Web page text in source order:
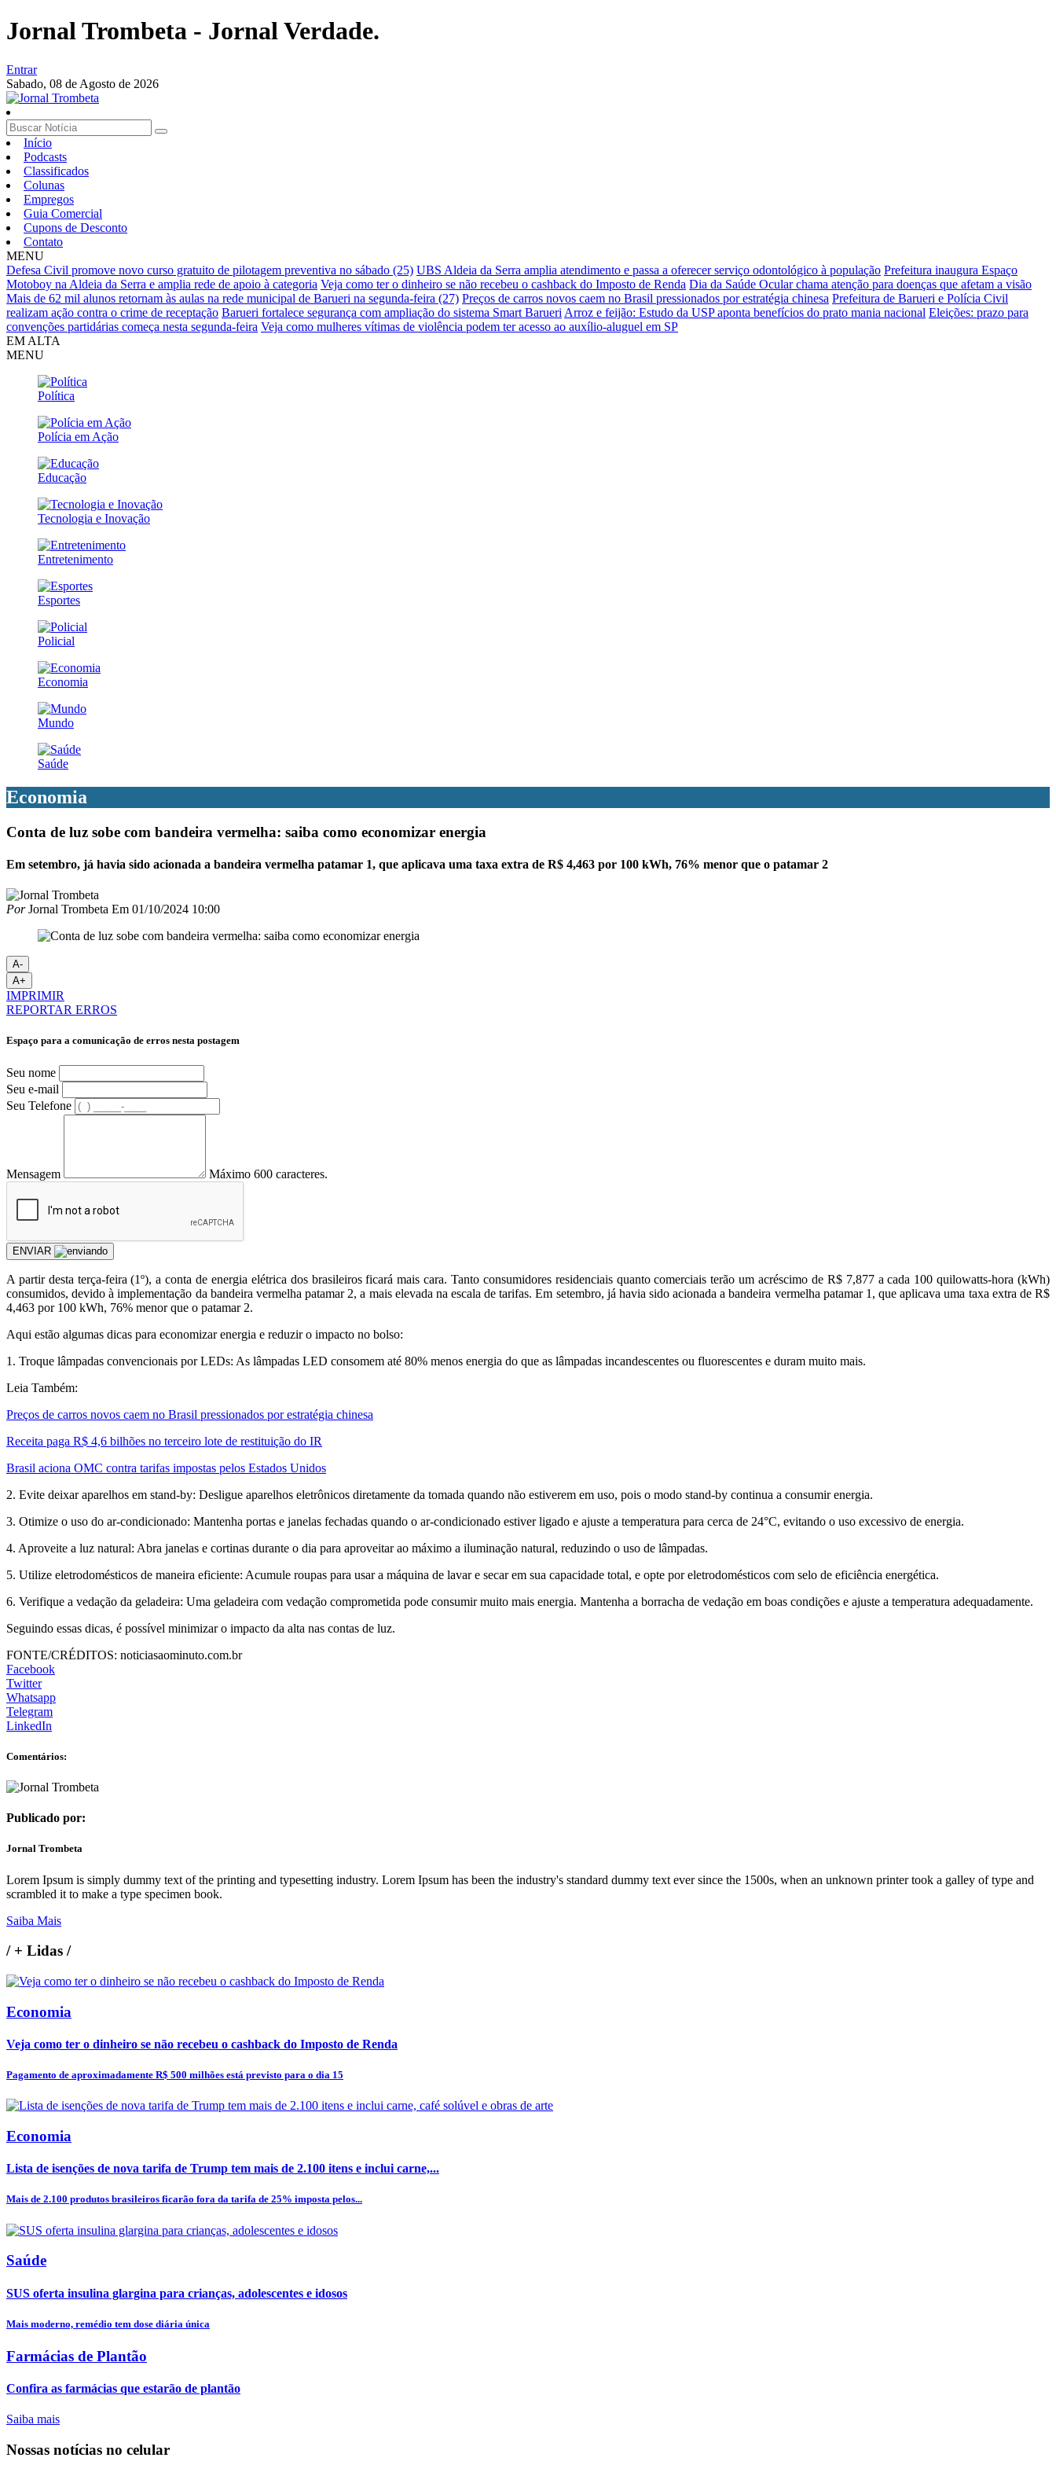
Jornal Trombeta - Jornal Verdade.
Entrar
Sabado, 08 de Agosto de 2026
Início
Podcasts
Classificados
Colunas
Empregos
Guia Comercial
Cupons de Desconto
Contato
MENU
Defesa Civil promove novo curso gratuito de pilotagem preventiva no sábado (25) UBS Aldeia da Serra amplia atendimento e passa a oferecer serviço odontológico à população Prefeitura inaugura Espaço
Motoboy na Aldeia da Serra e amplia rede de apoio à categoria Veja como ter o dinheiro se não recebeu o cashback do Imposto de Renda Dia da Saúde Ocular chama atenção para doenças que afetam a visão
Mais de 62 mil alunos retornam às aulas na rede municipal de Barueri na segunda-feira (27) Preços de carros novos caem no Brasil pressionados por estratégia chinesa Prefeitura de Barueri e Polícia Civil
realizam ação contra o crime de receptação Barueri fortalece segurança com ampliação do sistema Smart Barueri Arroz e feijão: Estudo da USP aponta benefícios do prato mania nacional Eleições: prazo para
convenções partidárias começa nesta segunda-feira Veja como mulheres vítimas de violência podem ter acesso ao auxílio-aluguel em SP
EM ALTA
MENU
Política
Polícia em Ação
Educação
Tecnologia e Inovação
Entretenimento
Esportes
Policial
Economia
Mundo
Saúde
Economia
Conta de luz sobe com bandeira vermelha: saiba como economizar energia
Em setembro, já havia sido acionada a bandeira vermelha patamar 1, que aplicava uma taxa extra de R$ 4,463 por 100 kWh, 76% menor que o patamar 2
PorJornal Trombeta Em 01/10/2024 10:00
A-
A+
IMPRIMIR
REPORTAR ERROS
Espaço para a comunicação de erros nesta postagem
Seu nome
Seu e-mail
Seu Telefone
Mensagem Máximo 600 caracteres.
ENVIAR
A partir desta terça-feira (1º), a conta de energia elétrica dos brasileiros ficará mais cara. Tanto consumidores residenciais quanto comerciais terão um acréscimo de R$ 7,877 a cada 100 quilowatts-hora (kWh)
consumidos, devido à implementação da bandeira vermelha patamar 2, a mais elevada na escala de tarifas. Em setembro, já havia sido acionada a bandeira vermelha patamar 1, que aplicava uma taxa extra de R$
4,463 por 100 kWh, 76% menor que o patamar 2.
Aqui estão algumas dicas para economizar energia e reduzir o impacto no bolso:
1. Troque lâmpadas convencionais por LEDs: As lâmpadas LED consomem até 80% menos energia do que as lâmpadas incandescentes ou fluorescentes e duram muito mais.
Leia Também:
Preços de carros novos caem no Brasil pressionados por estratégia chinesa
Receita paga R$ 4,6 bilhões no terceiro lote de restituição do IR
Brasil aciona OMC contra tarifas impostas pelos Estados Unidos
2. Evite deixar aparelhos em stand-by: Desligue aparelhos eletrônicos diretamente da tomada quando não estiverem em uso, pois o modo stand-by continua a consumir energia.
3. Otimize o uso do ar-condicionado: Mantenha portas e janelas fechadas quando o ar-condicionado estiver ligado e ajuste a temperatura para cerca de 24°C, evitando o uso excessivo de energia.
4. Aproveite a luz natural: Abra janelas e cortinas durante o dia para aproveitar ao máximo a iluminação natural, reduzindo o uso de lâmpadas.
5. Utilize eletrodomésticos de maneira eficiente: Acumule roupas para usar a máquina de lavar e secar em sua capacidade total, e opte por eletrodomésticos com selo de eficiência energética.
6. Verifique a vedação da geladeira: Uma geladeira com vedação comprometida pode consumir muito mais energia. Mantenha a borracha de vedação em boas condições e ajuste a temperatura adequadamente.
Seguindo essas dicas, é possível minimizar o impacto da alta nas contas de luz.
FONTE/CRÉDITOS: noticiasaominuto.com.br
Facebook
Twitter
Whatsapp
Telegram
LinkedIn
Comentários:
Publicado por:
Jornal Trombeta
Lorem Ipsum is simply dummy text of the printing and typesetting industry. Lorem Ipsum has been the industry's standard dummy text ever since the 1500s, when an unknown printer took a galley of type and
scrambled it to make a type specimen book.
Saiba Mais
/+ Lidas /
Economia
Veja como ter o dinheiro se não recebeu o cashback do Imposto de Renda
Pagamento de aproximadamente R$ 500 milhões está previsto para o dia 15
Economia
Lista de isenções de nova tarifa de Trump tem mais de 2.100 itens e inclui carne,...
Mais de 2.100 produtos brasileiros ficarão fora da tarifa de 25% imposta pelos...
Saúde
SUS oferta insulina glargina para crianças, adolescentes e idosos
Mais moderno, remédio tem dose diária única
Farmácias de Plantão
Confira as farmácias que estarão de plantão
Saiba mais
Nossas notícias no celular